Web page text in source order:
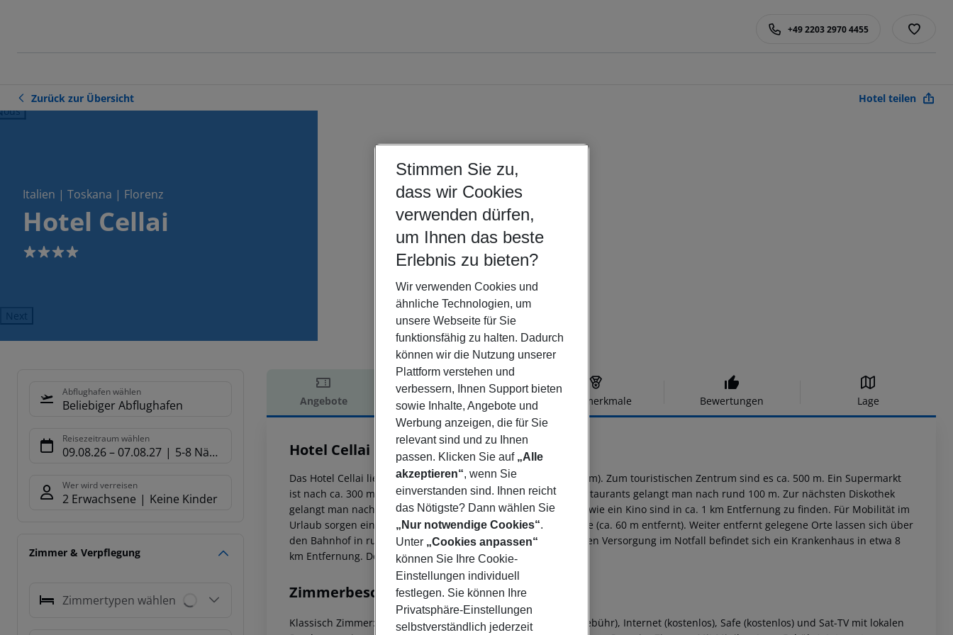
+49 2203 2970 4455
Zurück zur Übersicht Hotel teilen
Italien | Toskana | Florenz
Hotel Cellai
4
Next
Abflughafen wählen
Beliebiger Abflughafen
Reisezeitraum wählen
09.08.26– 07.08.27 5-8 Nächte
Wer wird verreisen
2 Erwachsene Keine Kinder
Zimmer & Verpflegung
Zimmertypen wählen
Angebote Hotelbeschreibung Hotelmerkmale Bewertungen Lage
Hotelbeschreibung
Hotel Cellai
Das Hotel Cellai liegt ca. 78 km von Pisa entfernt (Siena ca. 64 km). Zum touristischen Zentrum sind es ca. 500 m. Ein Supermarkt
ist nach ca. 300 m zu erreichen. Zu den nächsten Bars und Restaurants gelangt man nach rund 100 m. Zur nächsten Diskothek
gelangt man nach rund 1 km. Weitere Unterhaltungsangebote wie ein Kino sind in ca. 1 km Entfernung zu finden. Für Mobilität im
Urlaub sorgen ein Taxistand (ca. 500 m) und eine Bushaltestelle (ca. 60 m entfernt). Weiter entfernt gelegene Orte lassen sich über
den Bahnhof in rund 500 m Entfernung erreichen. Zur ärztlichen Versorgung im Notfall befindet sich ein Krankenhaus in etwa 8
km Entfernung. Der Flughafen (FLR) ist ca. 9 km entfernt.
Zimmerbeschreibung
Klassisch Zimmer:
Mit Babybett (geg. Gebühr), Minibar (geg. Gebühr), Internet (kostenlos), Safe (kostenlos) und Sat-TV mit lokalen
Stimmen Sie zu,
dass wir Cookies
verwenden dürfen,
um Ihnen das beste
Erlebnis zu bieten?
Wir verwenden Cookies und
ähnliche Technologien, um
unsere Webseite für Sie
funktionsfähig zu halten. Dadurch
können wir die Nutzung unserer
Plattform verstehen und
verbessern, Ihnen Support bieten
sowie Inhalte, Angebote und
Werbung anzeigen, die für Sie
relevant sind und zu Ihnen
passen. Klicken Sie auf „Alle
akzeptieren“, wenn Sie
einverstanden sind. Ihnen reicht
das Nötigste? Dann wählen Sie
„Nur notwendige Cookies“.
Unter „Cookies anpassen“
können Sie Ihre Cookie-
Einstellungen individuell
festlegen. Sie können Ihre
Privatsphäre-Einstellungen
selbstverständlich jederzeit